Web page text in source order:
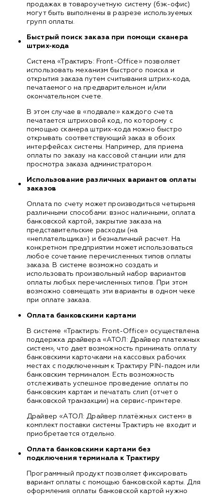
продажах в товароучетную систему (бэк-офис)
могут быть выполнены в разрезе используемых
групп оплаты.
Быстрый поиск заказа при помощи сканера
штрих-кода
Система «Трактиръ: Front-Office» позволяет
использовать механизм быстрого поиска и
открытия заказа путем считывания штрих-кода,
печатаемого на предварительном и/или
окончательном счете.
В этом случае в «подвале» каждого счета
печатается штриховой код, по которому с
помощью сканера штрих-кода можно быстро
открывать соответствующий заказ в обоих
интерфейсах системы. Например, для приема
оплаты по заказу на кассовой станции или для
просмотра заказа администратором.
Использование различных вариантов оплаты
заказов
Оплата по счету может производиться четырьмя
различными способами: взнос наличными, оплата
банковской картой, закрытие заказа на
представительские расходы (на
«неплательщика») и безналичный расчет. На
конкретном предприятии может использоваться
любое сочетание перечисленных типов оплаты
заказа. В системе возможно создать и
использовать произвольный набор вариантов
оплаты любых перечисленных типов. При этом
возможно совмещать эти варианты в одном чеке
при оплате заказа.
Оплата банковскими картами
В системе «Трактиръ: Front-Office» осуществлена
поддержка драйвера «АТОЛ: Драйвер платежных
систем», что дает возможность принимать оплату
банковскими карточками на кассовых рабочих
местах с подключенным к Трактиру PIN-падом или
банковским терминалом. Есть возможность
отслеживать успешное проведение оплаты по
банковским картам и печатать слип (отчет о
банковской транзакции) на сервис-принтере.
Драйвер «АТОЛ: Драйвер платёжных систем» в
комплект поставки системы Трактиръ не входит и
приобретается отдельно.
Оплата банковскими картами без
подключения терминала к Трактиру
Программный продукт позволяет фиксировать
вариант оплаты с помощью банковской карты. Для
оформления оплаты банковской картой нужно